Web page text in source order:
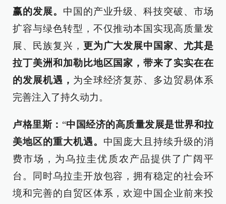
赢的发展。 中国的产业升级、科技突破、市场
扩容与绿色转型，不仅推动本国实现高质量发
展、民族复兴， 更为广大发展中国家、尤其是
拉丁美洲和加勒比地区国家，带来了实实在在
的发展机遇， 为全球经济复苏、多边贸易体系
完善注入了持久动力。
卢格里斯： “中国经济的高质量发展是世界和拉
美地区的重大机遇。 中国庞大且持续升级的消
费市场，为乌拉圭优质农产品提供了广阔平
台。同时乌拉圭开放包容，拥有稳定的社会环
境和完善的自贸区体系，欢迎中国企业前来投